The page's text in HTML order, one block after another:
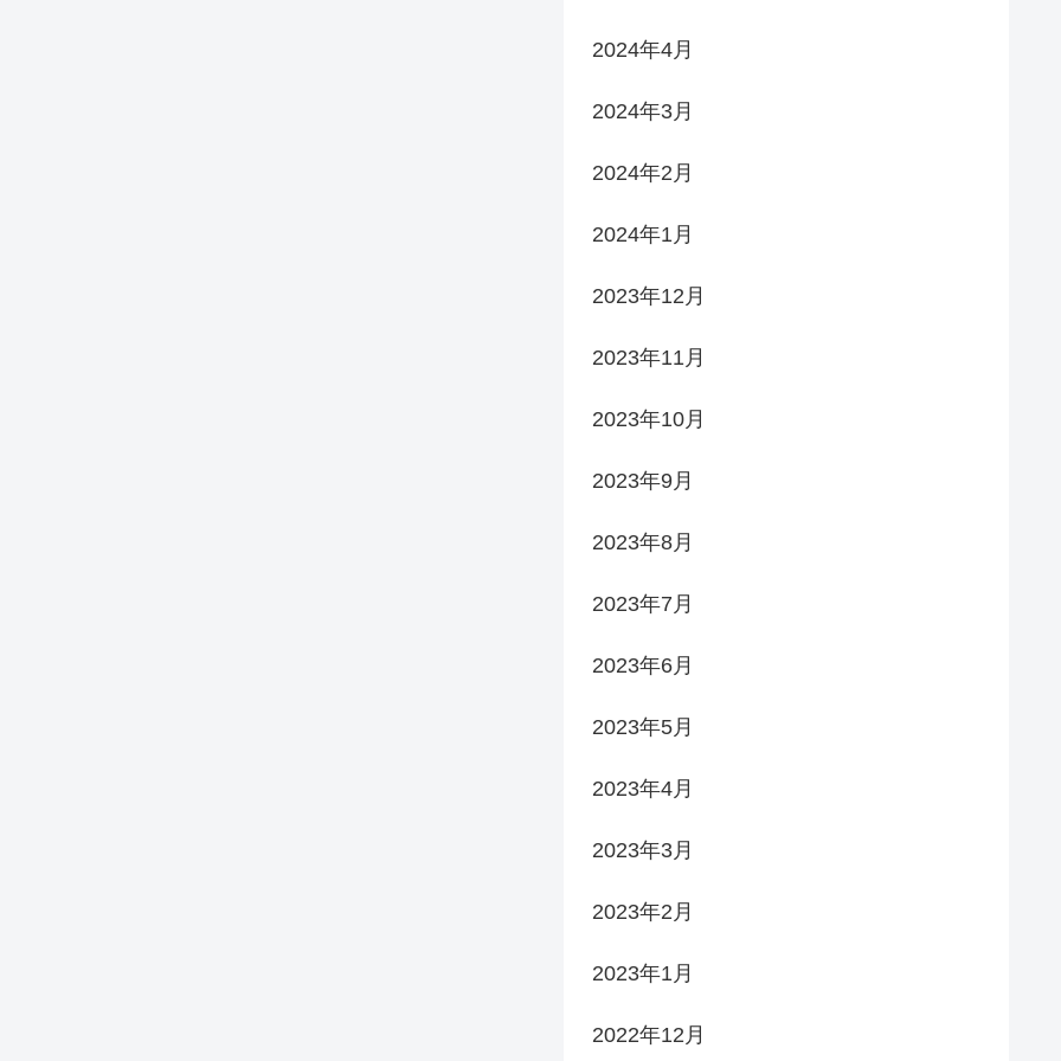
2024年4月
2024年3月
2024年2月
2024年1月
2023年12月
2023年11月
2023年10月
2023年9月
2023年8月
2023年7月
2023年6月
2023年5月
2023年4月
2023年3月
2023年2月
2023年1月
2022年12月